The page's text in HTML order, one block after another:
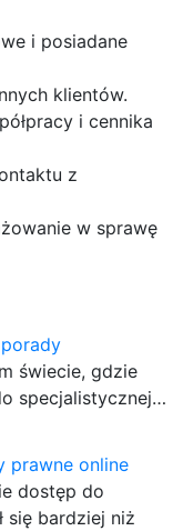
i posiadane
klientów.
i cennika
z
w sprawę
świecie, gdzie
specjalistycznej…
prawne online
dostęp do
się bardziej niż